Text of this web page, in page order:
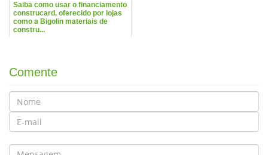
Saiba como usar o financiamento
construcard, oferecido por lojas
como a Bigolin materiais de
constru...
Comente